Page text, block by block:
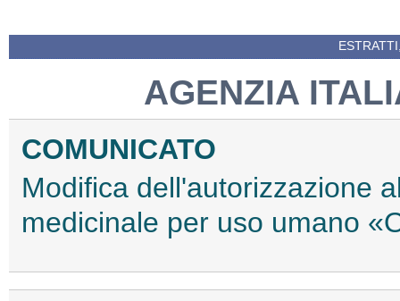
AGENZIA
COMUNICATO
Modifica dell'autorizzazione
medicinale per uso umano